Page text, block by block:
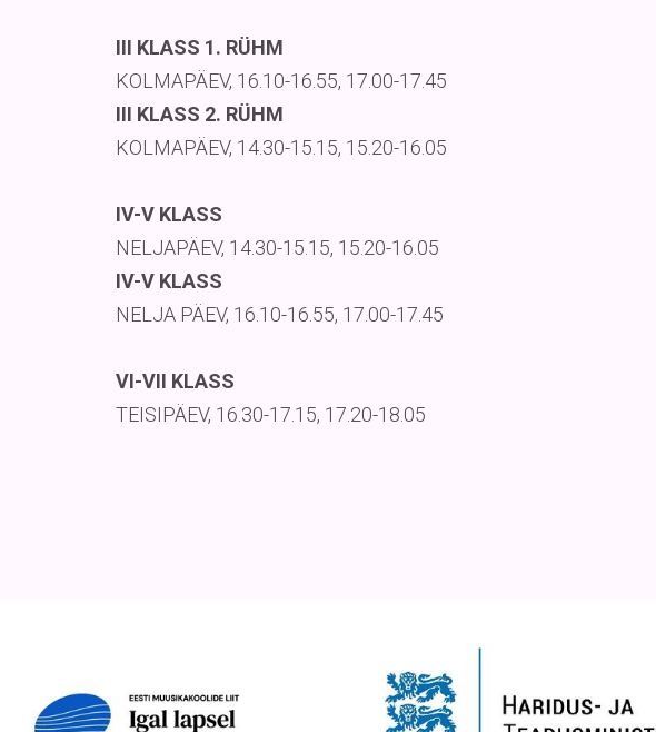
III KLASS 1. RÜHM
KOLMAPÄEV, 16.10-16.55, 17.00-17.45
III KLASS 2. RÜHM
KOLMAPÄEV, 14.30-15.15, 15.20-16.05
IV-V KLASS
NELJAPÄEV, 14.30-15.15, 15.20-16.05
IV-V KLASS
NELJA PÄEV, 16.10-16.55, 17.00-17.45
VI-VII KLASS
TEISIPÄEV, 16.30-17.15, 17.20-18.05